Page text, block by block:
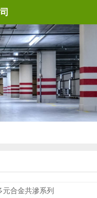
元合金共滲系列